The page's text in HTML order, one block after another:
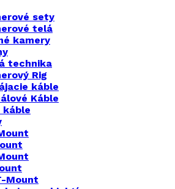
sety
telá
kamery
technika
Rig
káble
Káble
káble
Mount